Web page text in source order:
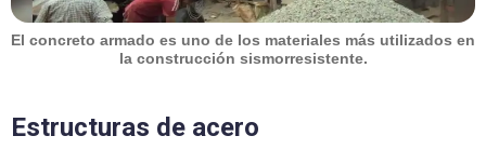
El concreto armado es uno de los materiales más utilizados en
la construcción sismorresistente.
Estructuras de acero